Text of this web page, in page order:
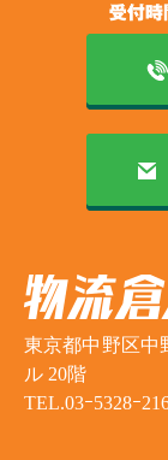
東京都中野区中
ル 20階
TEL.03ｰ5328ｰ